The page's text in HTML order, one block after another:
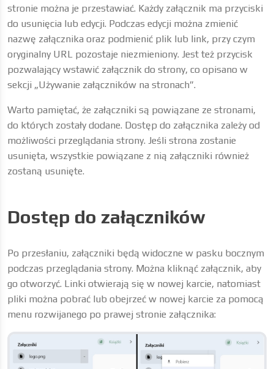
stronie można je przestawiać. Każdy załącznik ma przyciski
do usunięcia lub edycji. Podczas edycji można zmienić
nazwę załącznika oraz podmienić plik lub link, przy czym
oryginalny URL pozostaje niezmieniony. Jest też przycisk
pozwalający wstawić załącznik do strony, co opisano w
sekcji „Używanie załączników na stronach”.
Warto pamiętać, że załączniki są powiązane ze stronami,
do których zostały dodane. Dostęp do załącznika zależy od
możliwości przeglądania strony. Jeśli strona zostanie
usunięta, wszystkie powiązane z nią załączniki również
zostaną usunięte.
Dostęp do załączników
Po przesłaniu, załączniki będą widoczne w pasku bocznym
podczas przeglądania strony. Można kliknąć załącznik, aby
go otworzyć. Linki otwierają się w nowej karcie, natomiast
pliki można pobrać lub obejrzeć w nowej karcie za pomocą
menu rozwijanego po prawej stronie załącznika: